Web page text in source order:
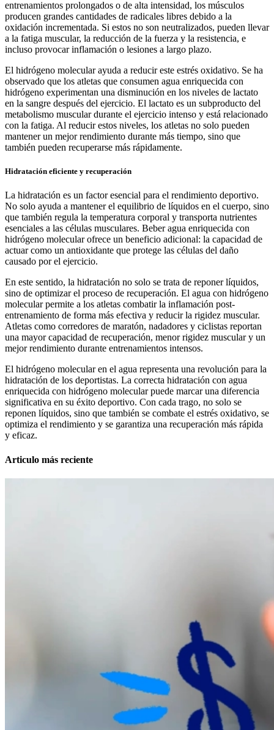
entrenamientos prolongados o de alta intensidad, los músculos
producen grandes cantidades de radicales libres debido a la
oxidación incrementada. Si estos no son neutralizados, pueden llevar
a la fatiga muscular, la reducción de la fuerza y la resistencia, e
incluso provocar inflamación o lesiones a largo plazo.
El hidrógeno molecular ayuda a reducir este estrés oxidativo. Se ha
observado que los atletas que consumen agua enriquecida con
hidrógeno experimentan una disminución en los niveles de lactato
en la sangre después del ejercicio. El lactato es un subproducto del
metabolismo muscular durante el ejercicio intenso y está relacionado
con la fatiga. Al reducir estos niveles, los atletas no solo pueden
mantener un mejor rendimiento durante más tiempo, sino que
también pueden recuperarse más rápidamente.
Hidratación eficiente y recuperación
La hidratación es un factor esencial para el rendimiento deportivo.
No solo ayuda a mantener el equilibrio de líquidos en el cuerpo, sino
que también regula la temperatura corporal y transporta nutrientes
esenciales a las células musculares. Beber agua enriquecida con
hidrógeno molecular ofrece un beneficio adicional: la capacidad de
actuar como un antioxidante que protege las células del daño
causado por el ejercicio.
En este sentido, la hidratación no solo se trata de reponer líquidos,
sino de optimizar el proceso de recuperación. El agua con hidrógeno
molecular permite a los atletas combatir la inflamación post-
entrenamiento de forma más efectiva y reducir la rigidez muscular.
Atletas como corredores de maratón, nadadores y ciclistas reportan
una mayor capacidad de recuperación, menor rigidez muscular y un
mejor rendimiento durante entrenamientos intensos.
El hidrógeno molecular en el agua representa una revolución para la
hidratación de los deportistas. La correcta hidratación con agua
enriquecida con hidrógeno molecular puede marcar una diferencia
significativa en su éxito deportivo. Con cada trago, no solo se
reponen líquidos, sino que también se combate el estrés oxidativo, se
optimiza el rendimiento y se garantiza una recuperación más rápida
y eficaz.
Articulo más reciente